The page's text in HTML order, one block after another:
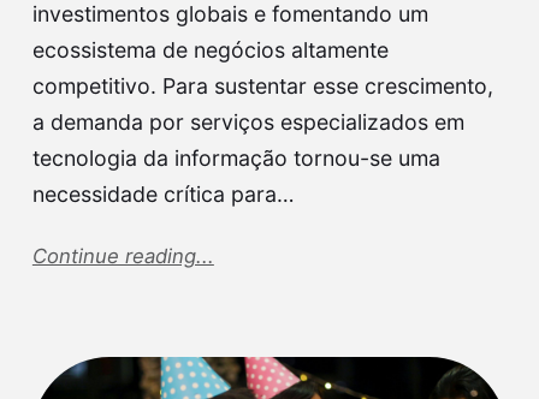
investimentos globais e fomentando um
ecossistema de negócios altamente
competitivo. Para sustentar esse crescimento,
a demanda por serviços especializados em
tecnologia da informação tornou-se uma
necessidade crítica para…
Continue reading...